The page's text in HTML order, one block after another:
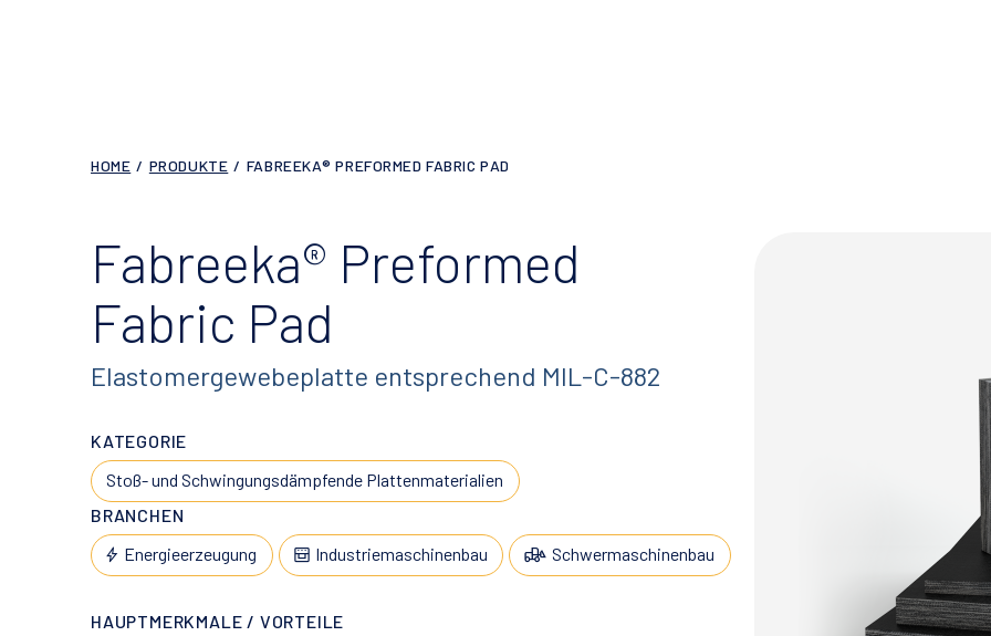
HOME / PRODUKTE / FABREEKA® PREFORMED FABRIC PAD
Fabreeka® Preformed
Fabric Pad
Elastomergewebeplatte entsprechend MIL-C-882
KATEGORIE
Stoß- und Schwingungsdämpfende Plattenmaterialien
BRANCHEN
Energieerzeugung
Industriemaschinenbau Schwermaschinenbau
HAUPTMERKMALE / VORTEILE